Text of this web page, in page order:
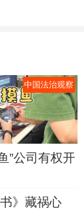
中国法治观察
”公司有权开
》藏祸心